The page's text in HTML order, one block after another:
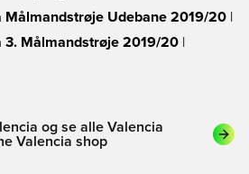
Målmandstrøje Udebane 2019/20
3. Målmandstrøje 2019/20
og se alle Valencia
Valencia shop